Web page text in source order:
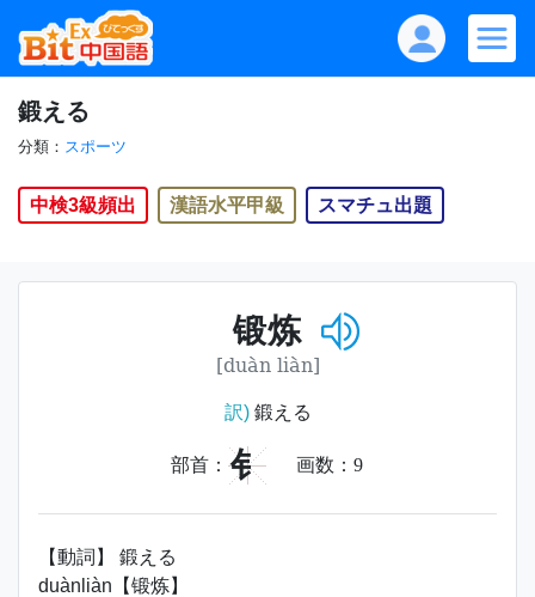
鍛える
分類： スポーツ
中検3級頻出 漢語水平甲級 スマチュ出題
锻炼
[duàn liàn]
訳)鍛える
部首： 钅 画数： 9
【動詞】 鍛える
duànliàn【锻炼】